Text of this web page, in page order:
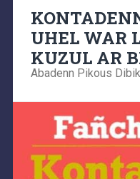
UHEL WAR
KUZUL AR
Abadenn Pikous